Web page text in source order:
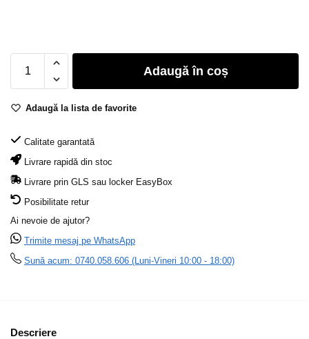
Adaugă în coș
Adaugă la lista de favorite
Calitate garantată
Livrare rapidă din stoc
Livrare prin GLS sau locker EasyBox
Posibilitate retur
Ai nevoie de ajutor?
Trimite mesaj pe WhatsApp
Sună acum: 0740.058.606 (Luni-Vineri 10:00 - 18:00)
Descriere